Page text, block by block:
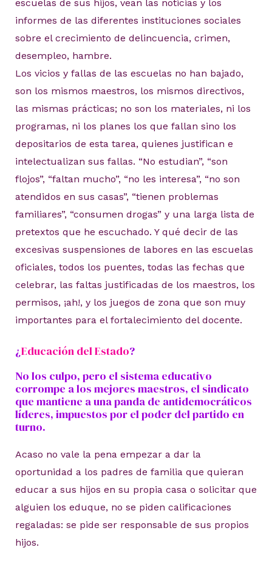
escuelas de sus hijos, vean las noticias y los
informes de las diferentes instituciones sociales
sobre el crecimiento de delincuencia, crimen,
desempleo, hambre.
Los vicios y fallas de las escuelas no han bajado,
son los mismos maestros, los mismos directivos,
las mismas prácticas; no son los materiales, ni los
programas, ni los planes los que fallan sino los
depositarios de esta tarea, quienes justifican e
intelectualizan sus fallas. “No estudian”, “son
flojos”, “faltan mucho”, “no les interesa”, “no son
atendidos en sus casas”, “tienen problemas
familiares”, “consumen drogas” y una larga lista de
pretextos que he escuchado. Y qué decir de las
excesivas suspensiones de labores en las escuelas
oficiales, todos los puentes, todas las fechas que
celebrar, las faltas justificadas de los maestros, los
permisos, ¡ah!, y los juegos de zona que son muy
importantes para el fortalecimiento del docente.
¿Educación del Estado?
No los culpo, pero el sistema educativo
corrompe a los mejores maestros, el sindicato
que mantiene a una panda de antidemocráticos
líderes, impuestos por el poder del partido en
turno.
Acaso no vale la pena empezar a dar la
oportunidad a los padres de familia que quieran
educar a sus hijos en su propia casa o solicitar que
alguien los eduque, no se piden calificaciones
regaladas: se pide ser responsable de sus propios
hijos.